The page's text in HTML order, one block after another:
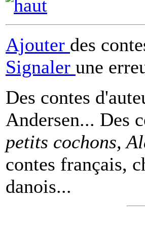
Ajouter des
Signaler une
Des contes
Andersen... Des
petits cochons,
contes français,
danois...